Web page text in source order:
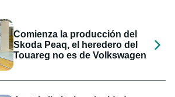
Comienza la producción del
Skoda Peaq, el heredero del
Touareg no es de Volkswagen